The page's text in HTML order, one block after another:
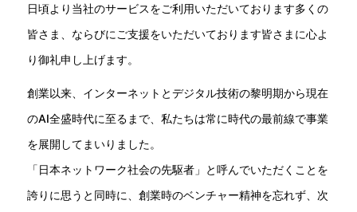
日頃より当社のサービスをご利用いただいております多くの
皆さま、ならびにご支援をいただいております皆さまに心よ
り御礼申し上げます。
創業以来、インターネットとデジタル技術の黎明期から現在
のAI全盛時代に至るまで、私たちは常に時代の最前線で事業
を展開してまいりました。
「日本ネットワーク社会の先駆者」と呼んでいただくことを
誇りに思うと同時に、創業時のベンチャー精神を忘れず、次